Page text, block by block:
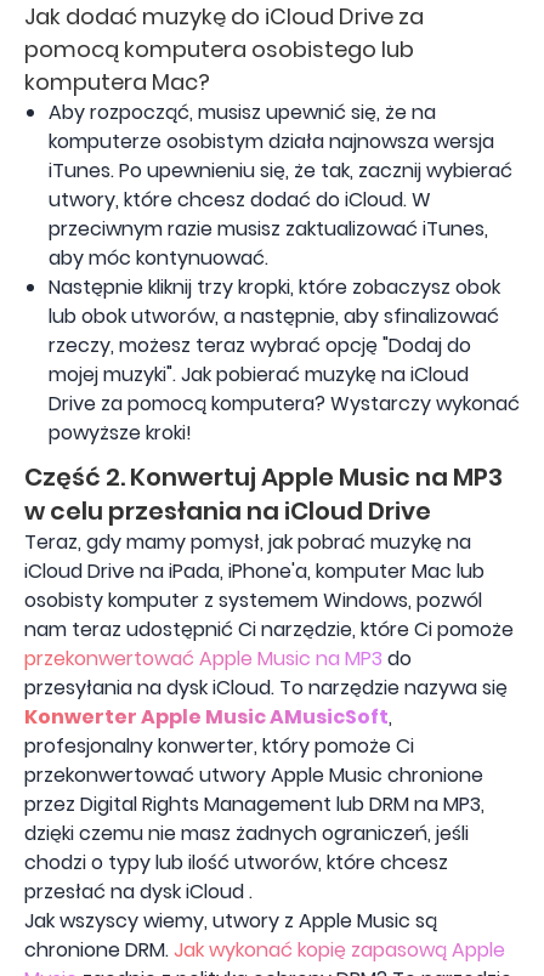
Jak dodać muzykę do iCloud Drive za
pomocą komputera osobistego lub
komputera Mac?
Aby rozpocząć, musisz upewnić się, że na
komputerze osobistym działa najnowsza wersja
iTunes. Po upewnieniu się, że tak, zacznij wybierać
utwory, które chcesz dodać do iCloud. W
przeciwnym razie musisz zaktualizować iTunes,
aby móc kontynuować.
Następnie kliknij trzy kropki, które zobaczysz obok
lub obok utworów, a następnie, aby sfinalizować
rzeczy, możesz teraz wybrać opcję "Dodaj do
mojej muzyki". Jak pobierać muzykę na iCloud
Drive za pomocą komputera? Wystarczy wykonać
powyższe kroki!
Część 2. Konwertuj Apple Music na MP3
w celu przesłania na iCloud Drive
Teraz, gdy mamy pomysł, jak pobrać muzykę na
iCloud Drive na iPada, iPhone'a, komputer Mac lub
osobisty komputer z systemem Windows, pozwól
nam teraz udostępnić Ci narzędzie, które Ci pomoże
przekonwertować Apple Music na MP3 do
przesyłania na dysk iCloud. To narzędzie nazywa się
Konwerter Apple Music AMusicSoft,
profesjonalny konwerter, który pomoże Ci
przekonwertować utwory Apple Music chronione
przez Digital Rights Management lub DRM na MP3,
dzięki czemu nie masz żadnych ograniczeń, jeśli
chodzi o typy lub ilość utworów, które chcesz
przesłać na dysk iCloud .
Jak wszyscy wiemy, utwory z Apple Music są
chronione DRM.Jak wykonać kopię zapasową Apple